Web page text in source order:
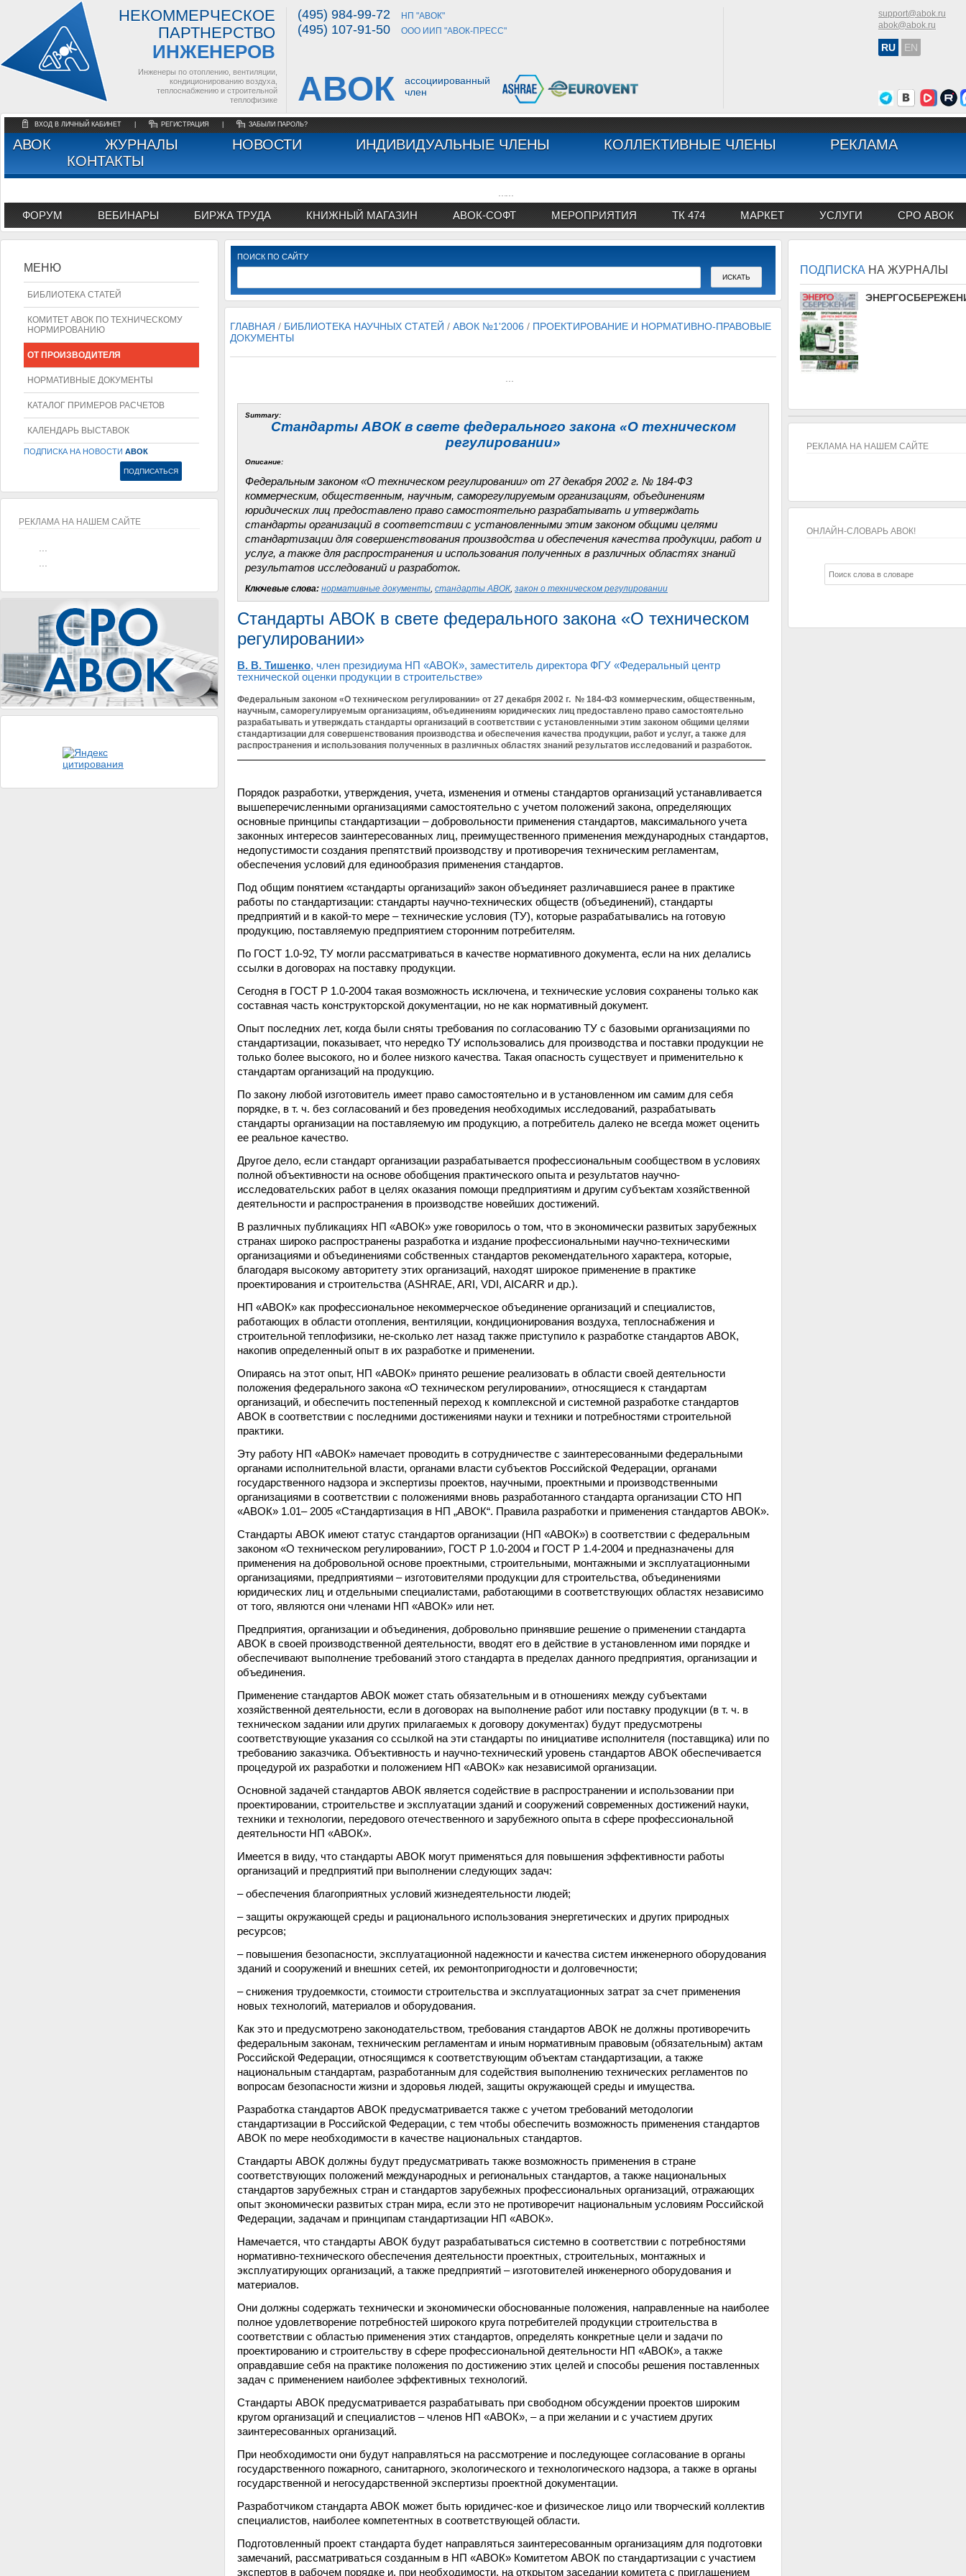
НЕКОММЕРЧЕСКОЕ
ПАРТНЕРСТВО
ИНЖЕНЕРОВ
Инженеры по отоплению, вентиляции,
кондиционированию воздуха,
теплоснабжению и строительной
теплофизике
(495) 984-99-72 НП "АВОК"
(495) 107-91-50 ООО ИИП "АВОК-ПРЕСС"
АВОК
ассоциированный
член
support@abok.ru
abok@abok.ru
RU EN
ВХОД В ЛИЧНЫЙ КАБИНЕТ РЕГИСТРАЦИЯ ЗАБЫЛИ ПАРОЛЬ?
АВОК ЖУРНАЛЫ НОВОСТИ ИНДИВИДУАЛЬНЫЕ ЧЛЕНЫ КОЛЛЕКТИВНЫЕ ЧЛЕНЫ
РЕКЛАМА
КОНТАКТЫ
ФОРУМ ВЕБИНАРЫ БИРЖА ТРУДА КНИЖНЫЙ МАГАЗИН АВОК-СОФТ МЕРОПРИЯТИЯ ТК 474 МАРКЕТ УСЛУГИ СРО АВОК
ПОИСК ПО САЙТУ
ГЛАВНАЯ / БИБЛИОТЕКА НАУЧНЫХ СТАТЕЙ / АВОК №1'2006 / ПРОЕКТИРОВАНИЕ И НОРМАТИВНО-ПРАВОВЫЕ
ДОКУМЕНТЫ
Summary:
Стандарты АВОК в свете федерального закона «О техническом
регулировании»
Описание:
Федеральным законом «О техническом регулировании» от 27 декабря 2002 г. № 184-ФЗ
коммерческим, общественным, научным, саморегулируемым организациям, объединениям
юридических лиц предоставлено право самостоятельно разрабатывать и утверждать
стандарты организаций в соответствии с установленными этим законом общими целями
стандартизации для совершенствования производства и обеспечения качества продукции, работ и
услуг, а также для распространения и использования полученных в различных областях знаний
результатов исследований и разработок.
Ключевые слова: нормативные документы, стандарты АВОК, закон о техническом регулировании
Стандарты АВОК в свете федерального закона «О техническом
регулировании»
В. В. Тишенко, член президиума НП «АВОК», заместитель директора ФГУ «Федеральный центр
технической оценки продукции в строительстве»
Федеральным законом «О техническом регулировании» от 27 декабря 2002 г. № 184-ФЗ коммерческим, общественным,
научным, саморегулируемым организациям, объединениям юридических лиц предоставлено право самостоятельно
разрабатывать и утверждать стандарты организаций в соответствии с установленными этим законом общими целями
стандартизации для совершенствования производства и обеспечения качества продукции, работ и услуг, а также для
распространения и использования полученных в различных областях знаний результатов исследований и разработок.
Порядок разработки, утверждения, учета, изменения и отмены стандартов организаций устанавливается
вышеперечисленными организациями самостоятельно с учетом положений закона, определяющих
основные принципы стандартизации – добровольности применения стандартов, максимального учета
законных интересов заинтересованных лиц, преимущественного применения международных стандартов,
недопустимости создания препятствий производству и противоречия техническим регламентам,
обеспечения условий для единообразия применения стандартов.
Под общим понятием «стандарты организаций» закон объединяет различавшиеся ранее в практике
работы по стандартизации: стандарты научно-технических обществ (объединений), стандарты
предприятий и в какой-то мере – технические условия (ТУ), которые разрабатывались на готовую
продукцию, поставляемую предприятием сторонним потребителям.
По ГОСТ 1.0-92, ТУ могли рассматриваться в качестве нормативного документа, если на них делались
ссылки в договорах на поставку продукции.
Сегодня в ГОСТ Р 1.0-2004 такая возможность исключена, и технические условия сохранены только как
составная часть конструкторской документации, но не как нормативный документ.
Опыт последних лет, когда были сняты требования по согласованию ТУ с базовыми организациями по
стандартизации, показывает, что нередко ТУ использовались для производства и поставки продукции не
только более высокого, но и более низкого качества. Такая опасность существует и применительно к
стандартам организаций на продукцию.
По закону любой изготовитель имеет право самостоятельно и в установленном им самим для себя
порядке, в т. ч. без согласований и без проведения необходимых исследований, разрабатывать
стандарты организации на поставляемую им продукцию, а потребитель далеко не всегда может оценить
ее реальное качество.
Другое дело, если стандарт организации разрабатывается профессиональным сообществом в условиях
полной объективности на основе обобщения практического опыта и результатов научно-
исследовательских работ в целях оказания помощи предприятиям и другим субъектам хозяйственной
деятельности и распространения в производстве новейших достижений.
В различных публикациях НП «АВОК» уже говорилось о том, что в экономически развитых зарубежных
странах широко распространены разработка и издание профессиональными научно-техническими
организациями и объединениями собственных стандартов рекомендательного характера, которые,
благодаря высокому авторитету этих организаций, находят широкое применение в практике
проектирования и строительства (ASHRAE, ARI, VDI, AICARR и др.).
НП «АВОК» как профессиональное некоммерческое объединение организаций и специалистов,
работающих в области отопления, вентиляции, кондиционирования воздуха, теплоснабжения и
строительной теплофизики, не-сколько лет назад также приступило к разработке стандартов АВОК,
накопив определенный опыт в их разработке и применении.
Опираясь на этот опыт, НП «АВОК» принято решение реализовать в области своей деятельности
положения федерального закона «О техническом регулировании», относящиеся к стандартам
организаций, и обеспечить постепенный переход к комплексной и системной разработке стандартов
АВОК в соответствии с последними достижениями науки и техники и потребностями строительной
практики.
Эту работу НП «АВОК» намечает проводить в сотрудничестве с заинтересованными федеральными
органами исполнительной власти, органами власти субъектов Российской Федерации, органами
государственного надзора и экспертизы проектов, научными, проектными и производственными
организациями в соответствии с положениями вновь разработанного стандарта организации СТО НП
«АВОК» 1.01– 2005 «Стандартизация в НП „АВОК“. Правила разработки и применения стандартов АВОК».
Стандарты АВОК имеют статус стандартов организации (НП «АВОК») в соответствии с федеральным
законом «О техническом регулировании», ГОСТ Р 1.0-2004 и ГОСТ Р 1.4-2004 и предназначены для
применения на добровольной основе проектными, строительными, монтажными и эксплуатационными
организациями, предприятиями – изготовителями продукции для строительства, объединениями
юридических лиц и отдельными специалистами, работающими в соответствующих областях независимо
от того, являются они членами НП «АВОК» или нет.
Предприятия, организации и объединения, добровольно принявшие решение о применении стандарта
АВОК в своей производственной деятельности, вводят его в действие в установленном ими порядке и
обеспечивают выполнение требований этого стандарта в пределах данного предприятия, организации и
объединения.
Применение стандартов АВОК может стать обязательным и в отношениях между субъектами
хозяйственной деятельности, если в договорах на выполнение работ или поставку продукции (в т. ч. в
техническом задании или других прилагаемых к договору документах) будут предусмотрены
соответствующие указания со ссылкой на эти стандарты по инициативе исполнителя (поставщика) или по
требованию заказчика. Объективность и научно-технический уровень стандартов АВОК обеспечивается
процедурой их разработки и положением НП «АВОК» как независимой организации.
Основной задачей стандартов АВОК является содействие в распространении и использовании при
проектировании, строительстве и эксплуатации зданий и сооружений современных достижений науки,
техники и технологии, передового отечественного и зарубежного опыта в сфере профессиональной
деятельности НП «АВОК».
Имеется в виду, что стандарты АВОК могут применяться для повышения эффективности работы
организаций и предприятий при выполнении следующих задач:
– обеспечения благоприятных условий жизнедеятельности людей;
– защиты окружающей среды и рационального использования энергетических и других природных
ресурсов;
– повышения безопасности, эксплуатационной надежности и качества систем инженерного оборудования
зданий и сооружений и внешних сетей, их ремонтопригодности и долговечности;
– снижения трудоемкости, стоимости строительства и эксплуатационных затрат за счет применения
новых технологий, материалов и оборудования.
Как это и предусмотрено законодательством, требования стандартов АВОК не должны противоречить
федеральным законам, техническим регламентам и иным нормативным правовым (обязательным) актам
Российской Федерации, относящимся к соответствующим объектам стандартизации, а также
национальным стандартам, разработанным для содействия выполнению технических регламентов по
вопросам безопасности жизни и здоровья людей, защиты окружающей среды и имущества.
Разработка стандартов АВОК предусматривается также с учетом требований методологии
стандартизации в Российской Федерации, с тем чтобы обеспечить возможность применения стандартов
АВОК по мере необходимости в качестве национальных стандартов.
Стандарты АВОК должны будут предусматривать также возможность применения в стране
соответствующих положений международных и региональных стандартов, а также национальных
стандартов зарубежных стран и стандартов зарубежных профессиональных организаций, отражающих
опыт экономически развитых стран мира, если это не противоречит национальным условиям Российской
Федерации, задачам и принципам стандартизации НП «АВОК».
Намечается, что стандарты АВОК будут разрабатываться системно в соответствии с потребностями
нормативно-технического обеспечения деятельности проектных, строительных, монтажных и
эксплуатирующих организаций, а также предприятий – изготовителей инженерного оборудования и
материалов.
Они должны содержать технически и экономически обоснованные положения, направленные на наиболее
полное удовлетворение потребностей широкого круга потребителей продукции строительства в
соответствии с областью применения этих стандартов, определять конкретные цели и задачи по
проектированию и строительству в сфере профессиональной деятельности НП «АВОК», а также
оправдавшие себя на практике положения по достижению этих целей и способы решения поставленных
задач с применением наиболее эффективных технологий.
Стандарты АВОК предусматривается разрабатывать при свободном обсуждении проектов широким
кругом организаций и специалистов – членов НП «АВОК», – а при желании и с участием других
заинтересованных организаций.
При необходимости они будут направляться на рассмотрение и последующее согласование в органы
государственного пожарного, санитарного, экологического и технологического надзора, а также в органы
государственной и негосударственной экспертизы проектной документации.
Разработчиком стандарта АВОК может быть юридичес-кое и физическое лицо или творческий коллектив
специалистов, наиболее компетентных в соответствующей области.
Подготовленный проект стандарта будет направляться заинтересованным организациям для подготовки
замечаний, рассматриваться созданным в НП «АВОК» Комитетом АВОК по стандартизации с участием
экспертов в рабочем порядке и, при необходимости, на открытом заседании комитета с приглашением
МЕНЮ
БИБЛИОТЕКА СТАТЕЙ
КОМИТЕТ АВОК ПО ТЕХНИЧЕСКОМУ
НОРМИРОВАНИЮ
ОТ ПРОИЗВОДИТЕЛЯ
НОРМАТИВНЫЕ ДОКУМЕНТЫ
КАТАЛОГ ПРИМЕРОВ РАСЧЕТОВ
КАЛЕНДАРЬ ВЫСТАВОК
ПОДПИСКА НА НОВОСТИ АВОК
РЕКЛАМА НА НАШЕМ САЙТЕ
ПОДПИСКА НА ЖУРНАЛЫ
АВОК
РЕКЛАМА НА НАШЕМ САЙТЕ
ОНЛАЙН-СЛОВАРЬ АВОК!